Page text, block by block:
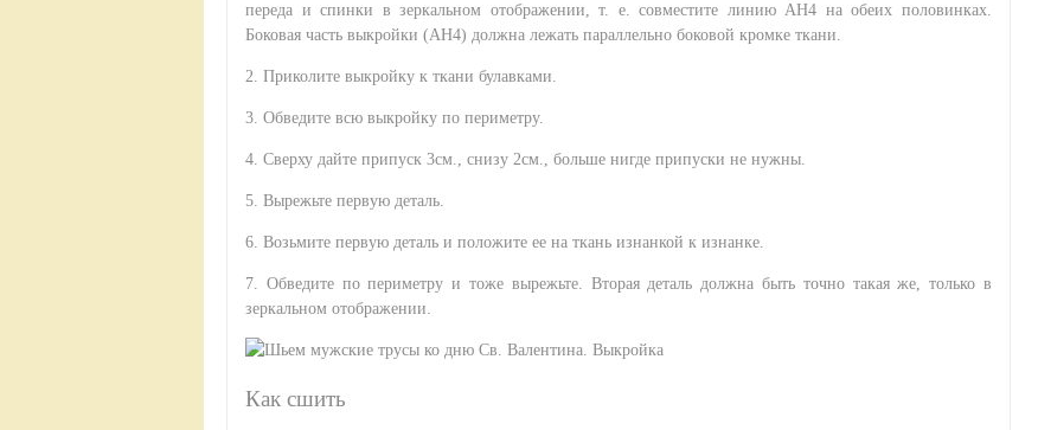
переда и спинки в зеркальном отображении, т. е. совместите линию АН4 на обеих половинках.
Боковая часть выкройки (АН4) должна лежать параллельно боковой кромке ткани.
2. Приколите выкройку к ткани булавками.
3. Обведите всю выкройку по периметру.
4. Сверху дайте припуск 3см., снизу 2см., больше нигде припуски не нужны.
5. Вырежьте первую деталь.
6. Возьмите первую деталь и положите ее на ткань изнанкой к изнанке.
7. Обведите по периметру и тоже вырежьте. Вторая деталь должна быть точно такая же, только в
зеркальном отображении.
Как сшить